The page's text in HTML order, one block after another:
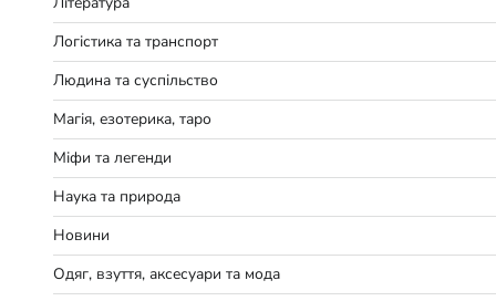
Логістика та транспорт
Людина та суспільство
Магія, езотерика, таро
Міфи та легенди
Наука та природа
Новини
Одяг, взуття, аксесуари та мода